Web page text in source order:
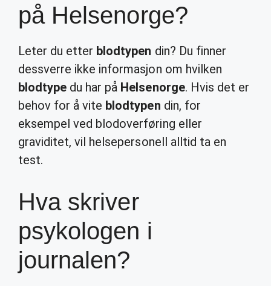
på Helsenorge?
Leter du etter blodtypen din? Du finner
dessverre ikke informasjon om hvilken
blodtype du har på Helsenorge. Hvis det er
behov for å vite blodtypen din, for
eksempel ved blodoverføring eller
graviditet, vil helsepersonell alltid ta en
test.
Hva skriver
psykologen i
journalen?